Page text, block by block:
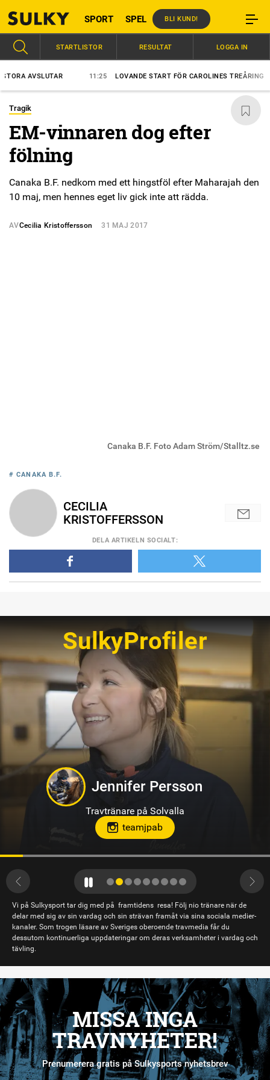
SPORT SPEL BLI KUND!
AVSLUTAR 11:25 LOVANDE START FÖR CAROLINES TREÅRING
STARTLISTOR RESULTAT LOGGA IN
Tragik
EM-vinnaren dog efter
fölning
Canaka B.F. nedkom med ett hingstföl efter Maharajah den
10 maj, men hennes eget liv gick inte att rädda.
AVCecilia Kristoffersson 31 MAJ 2017
Canaka B.F. Foto Adam Ström/Stalltz.se
# CANAKA B.F.
CECILIA
KRISTOFFERSSON
DELA ARTIKELN SOCIALT:
SulkyProfiler
Jennifer Persson
Travtränare på Solvalla
teamjpab
Vi på Sulkysport tar dig med på framtidens resa! Följ nio tränare när de
delar med sig av sin vardag och sin strävan framåt via sina sociala medier-
kanaler. Som trogen läsare av Sveriges oberoende travmedia får du
dessutom kontinuerliga uppdateringar om deras verksamheter i vardag och
tävling.
MISSA INGA
TRAVNYHETER!
Prenumerera gratis på Sulkysports nyhetsbrev